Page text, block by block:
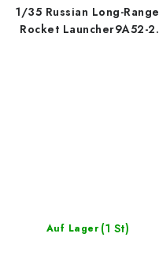
1/35 Russian Long-Range
Rocket Launcher9A52-2
Auf Lager (1 St)